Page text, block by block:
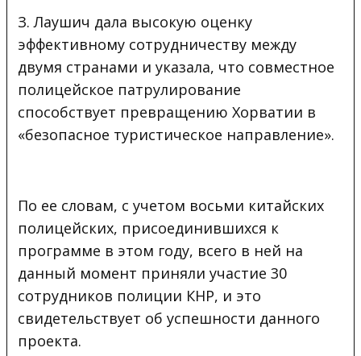
З. Лаушич дала высокую оценку
эффективному сотрудничеству между
двумя странами и указала, что совместное
полицейское патрулирование
способствует превращению Хорватии в
«безопасное туристическое направление».
По ее словам, с учетом восьми китайских
полицейских, присоединившихся к
программе в этом году, всего в ней на
данный момент приняли участие 30
сотрудников полиции КНР, и это
свидетельствует об успешности данного
проекта.